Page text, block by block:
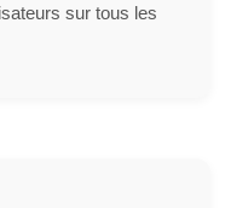
sur tous les